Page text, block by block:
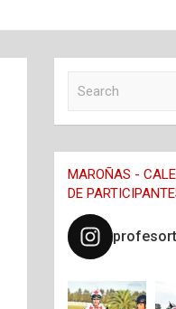
c
h
MAROÑAS -
DE